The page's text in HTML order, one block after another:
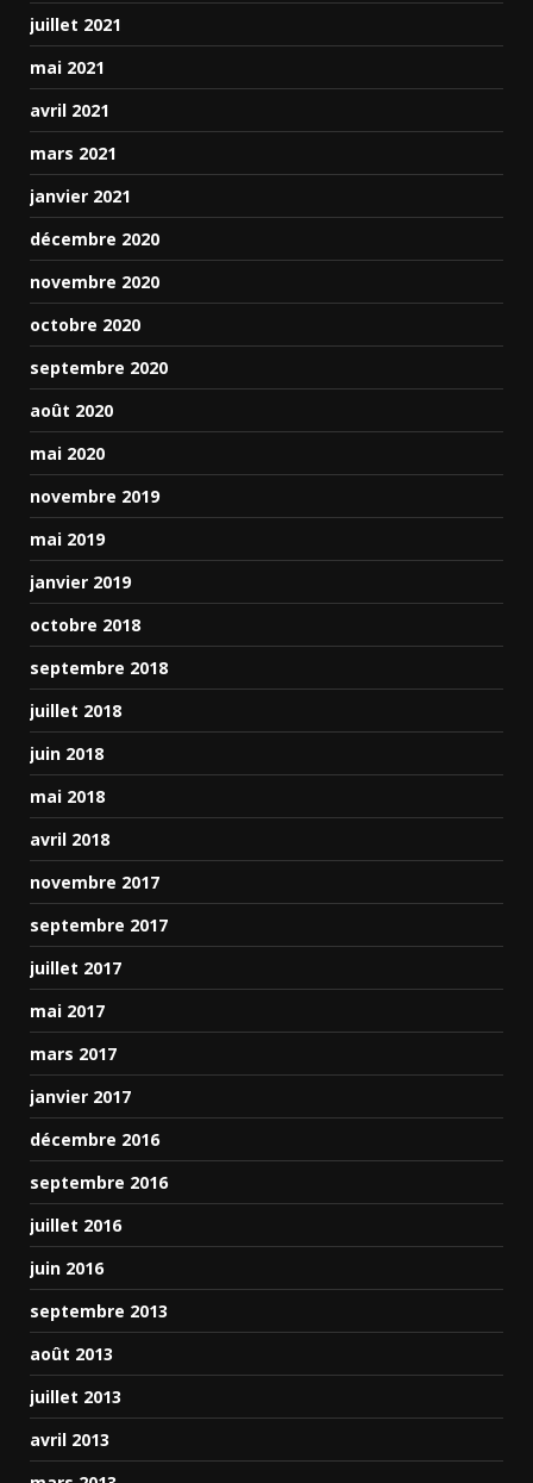
juillet 2021
mai 2021
avril 2021
mars 2021
janvier 2021
décembre 2020
novembre 2020
octobre 2020
septembre 2020
août 2020
mai 2020
novembre 2019
mai 2019
janvier 2019
octobre 2018
septembre 2018
juillet 2018
juin 2018
mai 2018
avril 2018
novembre 2017
septembre 2017
juillet 2017
mai 2017
mars 2017
janvier 2017
décembre 2016
septembre 2016
juillet 2016
juin 2016
septembre 2013
août 2013
juillet 2013
avril 2013